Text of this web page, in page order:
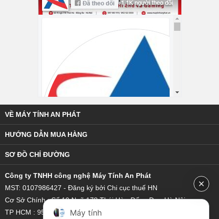
VỀ MÁY TÍNH AN PHÁT
HƯỚNG DẪN MUA HÀNG
SƠ ĐỒ CHỈ ĐƯỜNG
Công ty TNHH công nghệ Máy Tính An Phát
MST: 0107986427 - Đăng ký bởi Chi cục thuế HN
Cơ Sở Chính : Số 19 Ngõ 178 Thái Hà - Đống Đa - Hà Nội
TP HCM : 95/18 Hoàng Bật Đạt, Phường 15, Quận Tân Bình
Máy tính